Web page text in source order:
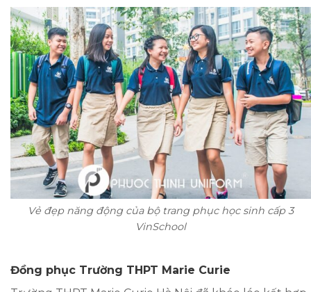
Vẻ đẹp năng động của bộ trang phục học sinh cấp 3
VinSchool
Đồng phục Trường THPT Marie Curie